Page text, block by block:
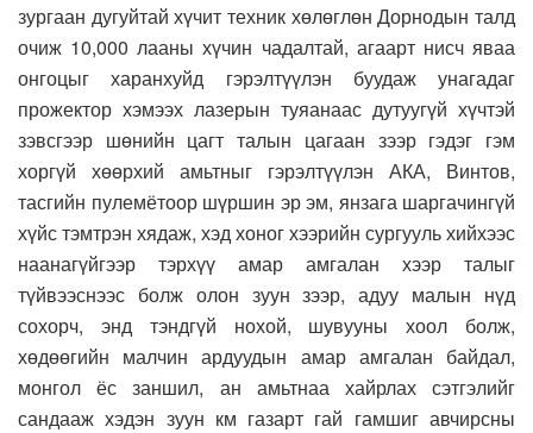
зургаан дугуйтай хүчит техник хөлөглөн Дорнодын талд
очиж 10,000 лааны хүчин чадалтай, агаарт нисч яваа
онгоцыг харанхуйд гэрэлтүүлэн буудаж унагадаг
прожектор хэмээх лазерын туяанаас дутуугүй хүчтэй
зэвсгээр шөнийн цагт талын цагаан зээр гэдэг гэм
хоргүй хөөрхий амьтныг гэрэлтүүлэн АКА, Винтов,
тасгийн пулемётоор шүршин эр эм, янзага шаргачингүй
хүйс тэмтрэн хядаж, хэд хоног хээрийн сургууль хийхээс
наанагүйгээр тэрхүү амар амгалан хээр талыг
түйвээснээс болж олон зуун зээр, адуу малын нүд
сохорч, энд тэндгүй нохой, шувууны хоол болж,
хөдөөгийн малчин ардуудын амар амгалан байдал,
монгол ёс заншил, ан амьтнаа хайрлах сэтгэлийг
сандааж хэдэн зуун км газарт гай гамшиг авчирсны